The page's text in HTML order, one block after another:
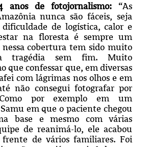
anos de fotojornalismo: “As
nunca são fáceis, seja
de logística, calor e
na floresta é sempre um
cobertura tem sido muito
tragédia sem fim. Muito
que confessar que, em diversas
com lágrimas nos olhos e em
não consegui fotografar por
por exemplo em um
em que o paciente chegou
base e mesmo com várias
de reanimá-lo, ele acabou
de vários familiares. Foi